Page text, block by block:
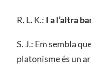
R. L. K.: I a l’altra
S. J.: Em sembla
platonisme és un